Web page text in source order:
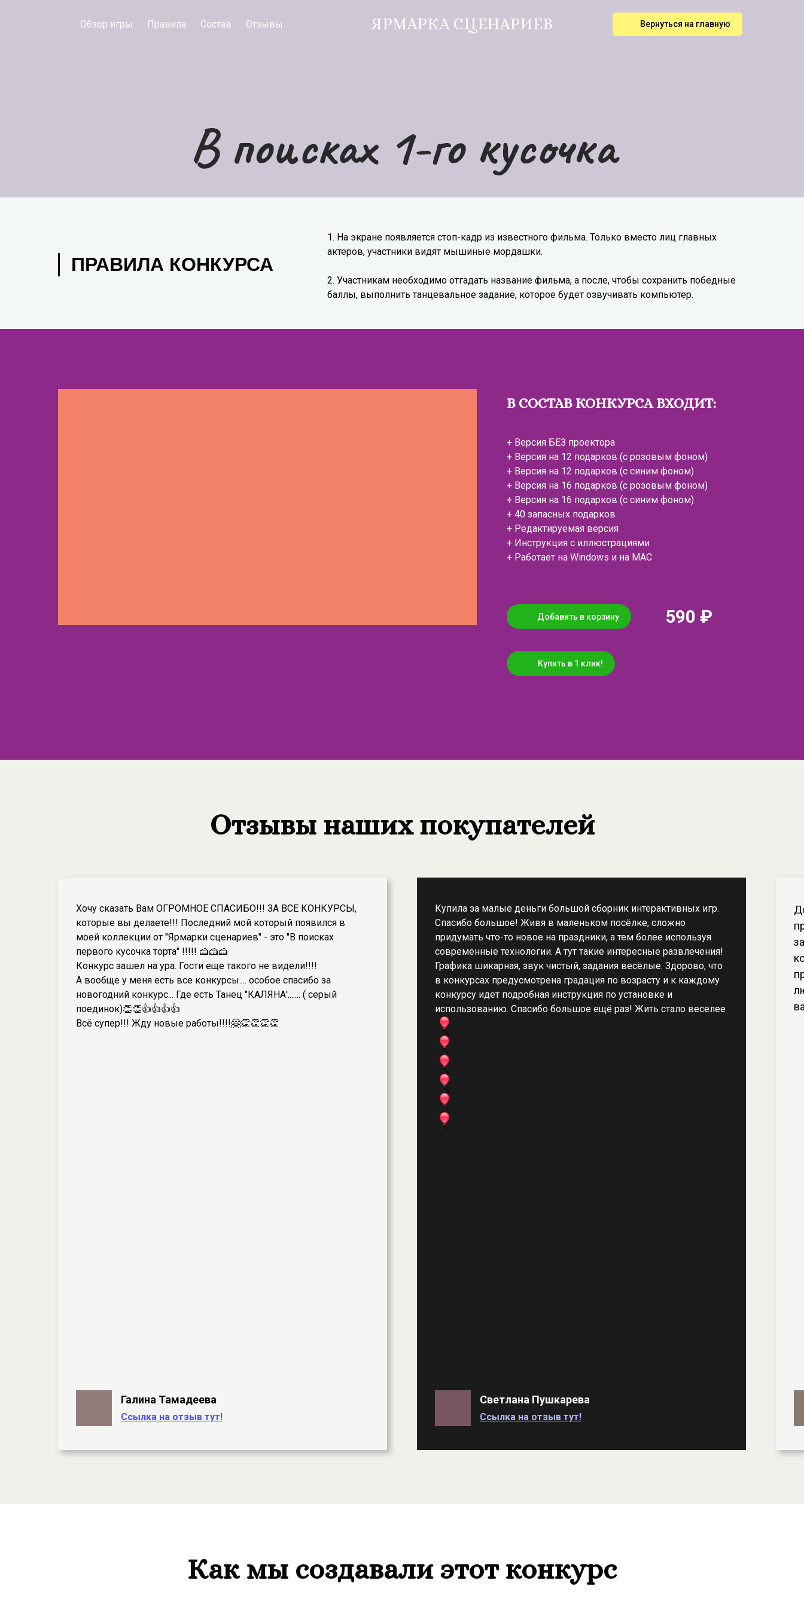
Обзор игры Правила Состав Отзывы ЯРМАРКА СЦЕНАРИЕВ Вернуться на главную
В поисках 1-го кусочка
ПРАВИЛА КОНКУРСА
1. На экране появляется стоп-кадр из известного фильма. Только вместо лиц главных
актеров, участники видят мышиные мордашки.
2. Участникам необходимо отгадать название фильма, а после, чтобы сохранить победные
баллы, выполнить танцевальное задание, которое будет озвучивать компьютер.
В СОСТАВ КОНКУРСА ВХОДИТ:
+ Версия БЕЗ проектора
+ Версия на 12 подарков (с розовым фоном)
+ Версия на 12 подарков (с синим фоном)
+ Версия на 16 подарков (с розовым фоном)
+ Версия на 16 подарков (с синим фоном)
+ 40 запасных подарков
+ Редактируемая версия
+ Инструкция с иллюстрациями
+ Работает на Windows и на MAC
Добавить в корзину 590 ₽
Купить в 1 клик!
Отзывы наших покупателей
Хочу сказать Вам ОГРОМНОЕ СПАСИБО!!! ЗА ВСЕ КОНКУРСЫ,
которые вы делаете!!! Последний мой который появился в
моей коллекции от "Ярмарки сценариев" - это "В поисках
первого кусочка торта" !!!!! 🍰🍰🍰
Конкурс зашел на ура. Гости еще такого не видели!!!!
А вообще у меня есть все конкурсы.... особое спасибо за
новогодний конкурс... Где есть Танец "КАЛЯНА'....... ( серый
поединок)👏👏👍👍👍👍
Всё супер!!! Жду новые работы!!!!🤗👏👏👏👏
Галина Тамадеева
Ссылка на отзыв тут!
Купила за малые деньги большой сборник интерактивных игр.
Спасибо большое! Живя в маленьком посёлке, сложно
придумать что-то новое на праздники, а тем более используя
современные технологии. А тут такие интересные развлечения!
Графика шикарная, звук чистый, задания весёлые. Здорово, что
в конкурсах предусмотрена градация по возрасту и к каждому
конкурсу идет подробная инструкция по установке и
использованию. Спасибо большое ещё раз! Жить стало веселее
Светлана Пушкарева
Ссылка на отзыв тут!
Как мы создавали этот конкурс